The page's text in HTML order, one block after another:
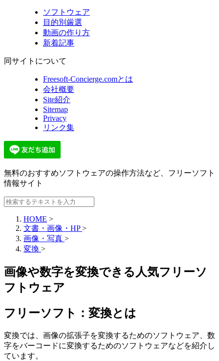
ソフトウェア
目的別厳選
動画の作り方
新着記事
同サイトについて
Freesoft-Concierge.comとは
会社概要
Site紹介
Sitemap
Privacy
リンク集
無料のおすすめソフトウェアの操作方法など、 フリーソフト
情報サイト
HOME >
文書・画像・HP >
画像・写真 >
変換 >
画像や数字を変換できる人気フリーソ
フトウェア
フリーソフト：変換とは
変換では、画像の拡張子を変換するためのソフトウェア、数
字をバーコードに変換するためのソフトウェアなどを紹介し
ています。